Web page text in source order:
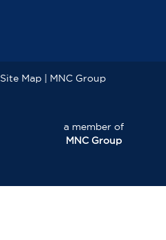
Site Map|
MNC Group
a member of
MNC Group